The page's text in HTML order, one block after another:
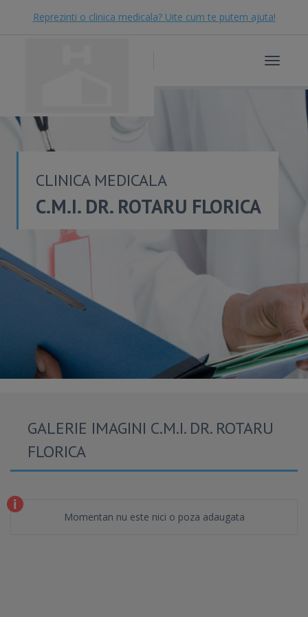
Reprezinti o clinica medicala? Uite cum te putem ajuta!
Toggle
CLINICA MEDICALA
C.M.I. DR. ROTARU FLORICA
GALERIE IMAGINI C.M.I. DR. ROTARU
FLORICA
Momentan nu este nici o poza adaugata